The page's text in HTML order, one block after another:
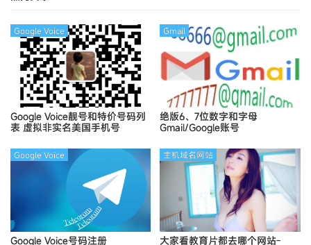
Google Voice靓号和特价号码列
表 虚拟非实名美国手机号
Google Voice
绝版6、7位数字和字母
Gmail/Google账号
Gmail
Google Voice号码注册
Google Voice
大家看教育片都去哪个网站-
主机域名网站